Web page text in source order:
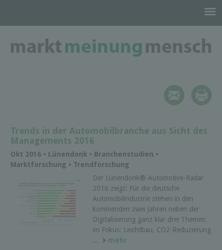
Trends in der Automobilbranche aus Sicht des
Managements 2016
Okt 2016 • Lünendonk • Branchenstudien •
Marktforschung • Trendforschung
Der Lünendonk®-Automotive-Radar
2016 zeigt: Für die deutsche
Automobilindustrie stehen in den
kommenden zwei Jahren neben der
Digitalisierung ganz klar drei Themen
im Fokus: Leichtbau, CO2-Reduzierung
...
mehr